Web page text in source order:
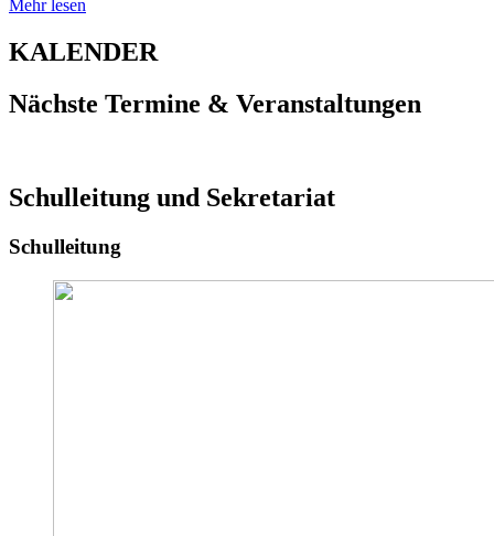
Mehr lesen
KALENDER
Nächste Termine & Veranstaltungen
Schulleitung und Sekretariat
Schulleitung